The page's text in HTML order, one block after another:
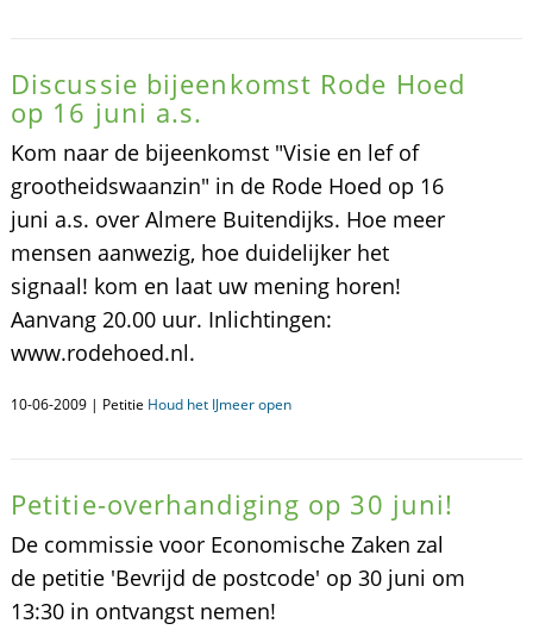
Discussie bijeenkomst Rode Hoed
op 16 juni a.s.
Kom naar de bijeenkomst "Visie en lef of
grootheidswaanzin" in de Rode Hoed op 16
juni a.s. over Almere Buitendijks. Hoe meer
mensen aanwezig, hoe duidelijker het
signaal! kom en laat uw mening horen!
Aanvang 20.00 uur. Inlichtingen:
www.rodehoed.nl.
10-06-2009 | Petitie Houd het IJmeer open
Petitie-overhandiging op 30 juni!
De commissie voor Economische Zaken zal
de petitie 'Bevrijd de postcode' op 30 juni om
13:30 in ontvangst nemen!